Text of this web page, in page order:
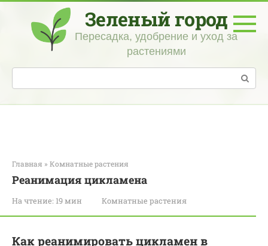
Перейти
контенту
Зеленый город
Пересадка, удобрение и уход за
растениями
Поиск:
Главная » Комнатные растения
Реанимация цикламена
На чтение: 19 мин Комнатные растения
Как реанимировать цикламен в